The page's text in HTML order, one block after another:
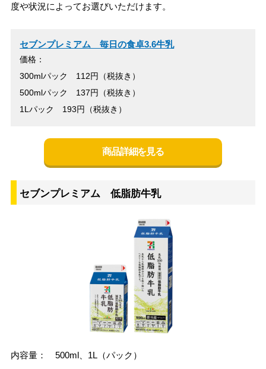
度や状況によってお選びいただけます。
セブンプレミアム 毎日の食卓3.6牛乳
価格：
300mlパック 112円（税抜き）
500mlパック 137円（税抜き）
1Lパック 193円（税抜き）
商品詳細を見る
セブンプレミアム 低脂肪牛乳
内容量： 500ml、1L（パック）